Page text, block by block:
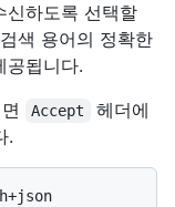
신하도록 선택할
색 용어의 정확한
공됩니다.
Accept 헤더에
.